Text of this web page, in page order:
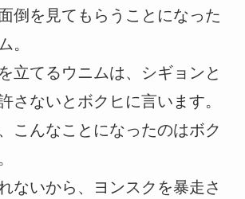
倒を見てもらうことになった
。
立てるウニムは、シギョンと
さないとボクヒに言います。
こんなことになったのはボク
ないから、ヨンスクを暴走さ